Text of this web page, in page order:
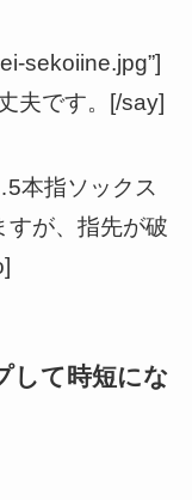
sekoiine.jpg”]
夫です。[/say]
本指ソックス
すが、指先が破
して時短にな